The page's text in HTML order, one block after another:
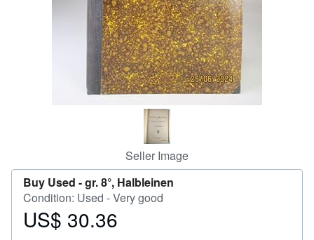
Seller Image
Buy Used -gr. 8°, Halbleinen
Condition: Used - Very good
Price
US$ 30.36